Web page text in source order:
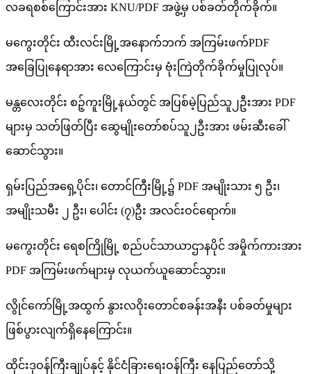
လခရစစ်ကြောင်းအား KNU/PDF အဖွဲ့မှ ပစ်ခတ်တိုက်ခိုက်။
မကွေးတိုင်း ထီးလင်းမြို့အနောက်ဘက် အကြမ်းဖက်PDF
အခြေပြုနေရာအား လေကြောင်းမှ ဗုံးကြဲတိုက်ခိုက်မှုပြုလုပ်။
မန္တလေးတိုင်း စဉ့်ကူးမြို့နယ်တွင် အပြစ်မဲ့ပြည်သူ၂ဦးအား PDF
များမှ သတ်ဖြတ်ပြီး ဆွေမျိုးတော်စပ်သူ၂ဦးအား ဖမ်းဆီးခေါ်
ဆောင်သွား။
ရှမ်းပြည်အရှေ့ပိုင်း၊ တောင်ကြီးမြို့၌ PDF အမျိုးသား ၅ ဦး၊
အမျိုးသမီး ၂ ဦး၊ ပေါင်း (၇)ဦး အလင်းဝင်ရောက်။
မကွေးတိုင်း ရေစကြိုမြို့ စည်ပင်သာယာဌာနပိုင် အမှိုက်ကားအား
PDF အကြမ်းဖက်များမှ လုယက်ယူဆောင်သွား။
လွိုင်ကော်မြို့အထွက် နွားလဝိုးတောင်စခန်းအနီး ပစ်ခတ်မှုများ
ဖြစ်ပွားလျက်ရှိနေကြောင်း။
ထိုင်းဒုဝန်ကြီးချုပ်နှင့် နိုင်ငံခြားရေးဝန်ကြီး နေပြည်တော်သို့